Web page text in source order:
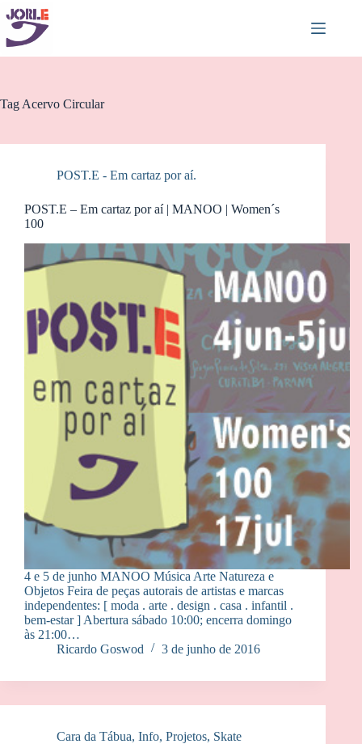
Pular
para
conteúdo
Tag Acervo Circular
POST.E - Em cartaz por aí.
POST.E – Em cartaz por aí | MANOO | Women´s
100
4 e 5 de junho MANOO Música Arte Natureza e
Objetos Feira de peças autorais de artistas e marcas
independentes: [ moda . arte . design . casa . infantil .
bem-estar ] Abertura sábado 10:00; encerra domingo
às 21:00…
Ricardo Goswod
3 de junho de 2016
Cara da Tábua, Info, Projetos, Skate